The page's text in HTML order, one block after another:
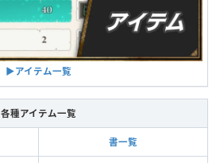
▶アイテム一覧
各種アイテム一覧
書一覧